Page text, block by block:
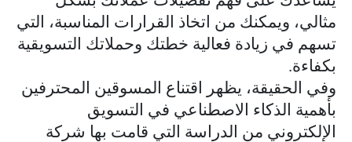
مثالي، ويمكنك من اتخاذ القرارات المناسبة، التي
تسهم في زيادة فعالية خطتك وحملاتك التسويقية
بكفاءة.
وفي الحقيقة، يظهر اقتناع المسوقين المحترفين
بأهمية الذكاء الاصطناعي في التسويق
الإلكتروني من الدراسة التي قامت بها شركة